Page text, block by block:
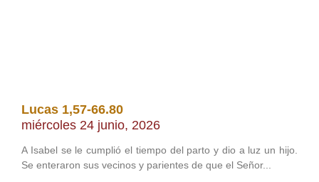
Lucas 1,57-66.80
miércoles 24 junio, 2026
A Isabel se le cumplió el tiempo del parto y dio a luz un hijo.
Se enteraron sus vecinos y parientes de que el Señor